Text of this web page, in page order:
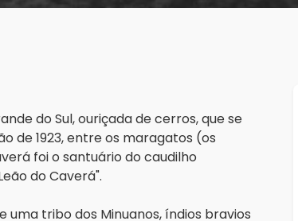
do Sul, ouriçada de cerros, que se
de 1923, entre os maragatos (os
foi o santuário do caudilho
do Caverá".
uma tribo dos Minuanos, índios bravios